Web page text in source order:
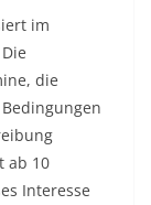
im
die
ab 10
Interesse